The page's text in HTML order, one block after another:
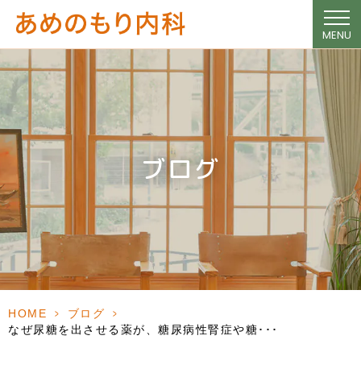
MENU
ブログ
HOME > ブログ
>
なぜ尿糖を出させる薬が、糖尿病性腎症や糖･･･